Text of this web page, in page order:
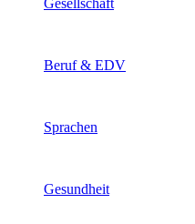
Gesellschaft
Beruf & EDV
Sprachen
Gesundheit